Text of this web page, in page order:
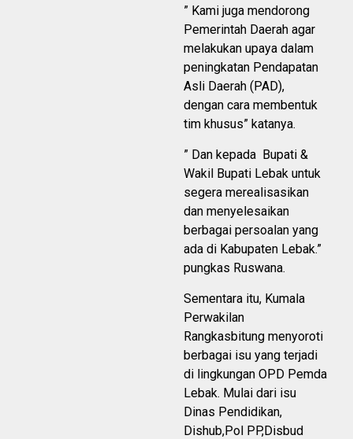
” Kami juga mendorong
Pemerintah Daerah agar
melakukan upaya dalam
peningkatan Pendapatan
Asli Daerah (PAD),
dengan cara membentuk
tim khusus” katanya.
” Dan kepada Bupati &
Wakil Bupati Lebak untuk
segera merealisasikan
dan menyelesaikan
berbagai persoalan yang
ada di Kabupaten Lebak.”
pungkas Ruswana.
Sementara itu, Kumala
Perwakilan
Rangkasbitung menyoroti
berbagai isu yang terjadi
di lingkungan OPD Pemda
Lebak. Mulai dari isu
Dinas Pendidikan,
Dishub,Pol PP,Disbud